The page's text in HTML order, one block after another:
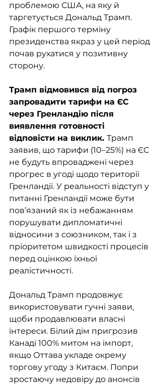
проблемою США, на яку й
таргетується Дональд Трамп.
Графік першого терміну
президенства якраз у цей період
почав рухатися у позитивну
сторону.
Трамп відмовився від погроз
запровадити тарифи на ЄС
через Гренландію після
виявлення готовності
відповісти на виклик. Трамп
заявив, що тарифи (10–25%) на ЄС
не будуть впроваджені через
прогрес в угоді щодо території
Гренландії. У реальності відступ у
питанні Гренландії може бути
пов’язаний як із небажанням
порушувати дипломатичні
відносини з союзником, так і з
пріоритетом швидкості процесів
перед оцінкою їхньої
реалістичності.
Дональд Трамп продовжує
використовувати гучні заяви,
щоби продавлювати власні
інтереси. Білий дім пригрозив
Канаді 100% митом на імпорт,
якщо Оттава укладе окрему
торгову угоду з Китаєм. Попри
зростаючу недовіру до анонсів